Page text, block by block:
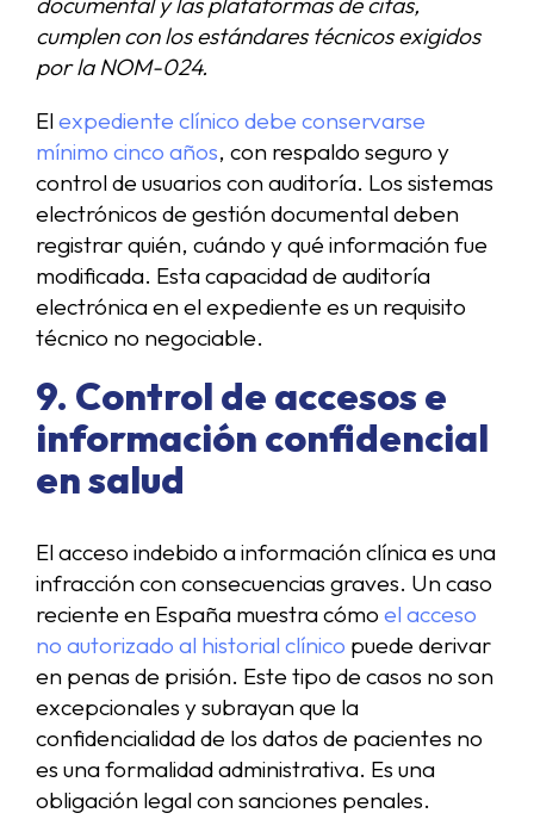
cumplen con los estándares técnicos exigidos
por la NOM-024.
Elexpediente clínico debe conservarse
mínimo cinco años, con respaldo seguro y
control de usuarios con auditoría. Los sistemas
electrónicos de gestión documental deben
registrar quién, cuándo y qué información fue
modificada. Esta capacidad de auditoría
electrónica en el expediente es un requisito
técnico no negociable.
9. Control de accesos e
información confidencial
en salud
El acceso indebido a información clínica es una
infracción con consecuencias graves. Un caso
reciente en España muestra cómo el acceso
no autorizado al historial clínico puede derivar
en penas de prisión. Este tipo de casos no son
excepcionales y subrayan que la
confidencialidad de los datos de pacientes no
es una formalidad administrativa. Es una
obligación legal con sanciones penales.